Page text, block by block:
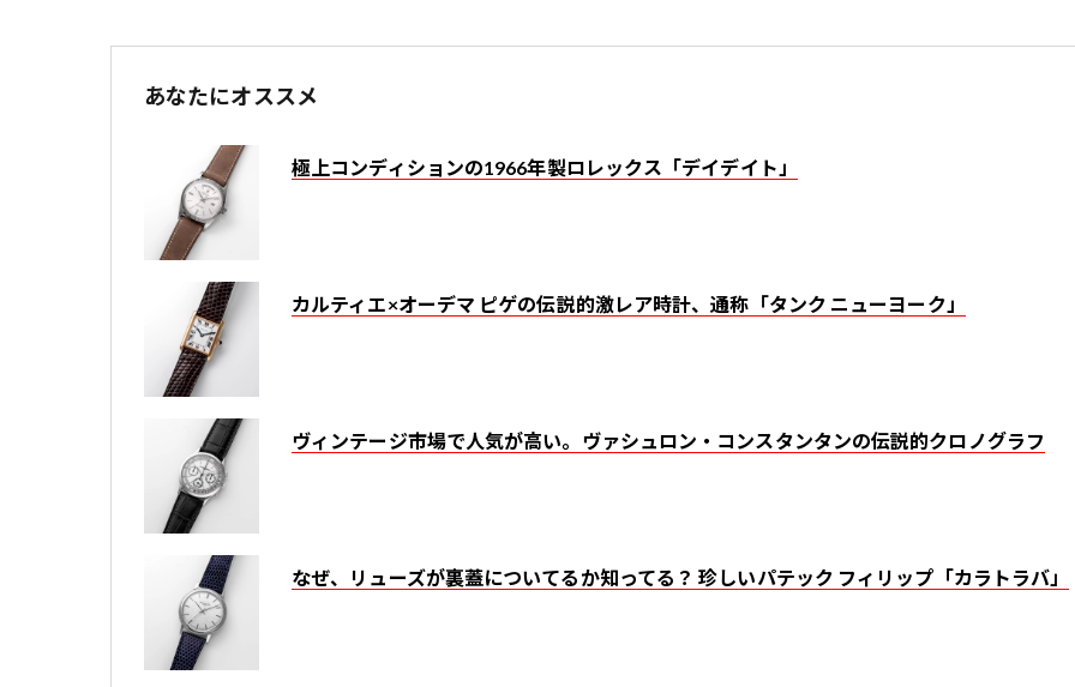
あなたにオススメ
極上コンディションの1966年製ロレックス「デイデイト」
カルティエ×オーデマ ピゲの伝説的激レア時計、通称「タンク ニューヨーク」
ヴィンテージ市場で人気が高い。ヴァシュロン・コンスタンタンの伝説的クロノグラフ
なぜ、リューズが裏蓋についてるか知ってる？ 珍しいパテック フィリップ「カラトラバ」